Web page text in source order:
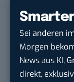
Sei anderen
Morgen
News aus KI,
direkt,
Quelle
Tech-
Hier
Auch
Homescreen!